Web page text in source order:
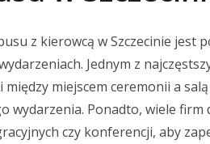
z kierowcą w Szczecinie jest
Jednym z
miejscem ceremonii a
wydarzenia. Ponadto, wiele
czy konferencji, aby